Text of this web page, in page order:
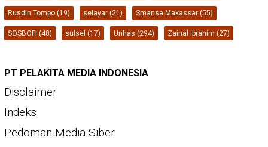
Rusdin Tompo (19) selayar (21) Smansa Makassar (55)
SOSBOFI (48) sulsel (17) Unhas (294) Zainal Ibrahim (27)
PT PELAKITA MEDIA INDONESIA
Disclaimer
Indeks
Pedoman Media Siber